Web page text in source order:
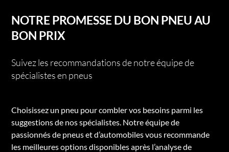
NOTRE PROMESSE DU BON PNEU AU
BON PRIX
Suivez les recommandations de notre équipe de
spécialistes en pneus
Choisissez un pneu pour combler vos besoins parmi les
suggestions de nos spécialistes. Notre équipe de
passionnés de pneus et d’automobiles vous recommande
les meilleures options disponibles après l’analyse de